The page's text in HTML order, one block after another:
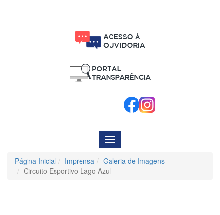
Menu
de
Navegação
Página Inicial Imprensa
Galeria de Imagens
Circuito Esportivo Lago Azul